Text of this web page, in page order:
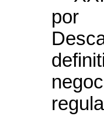
por